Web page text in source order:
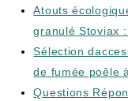
Atouts
granulé Stoviax
Sélection
de fumée poêle
Questions